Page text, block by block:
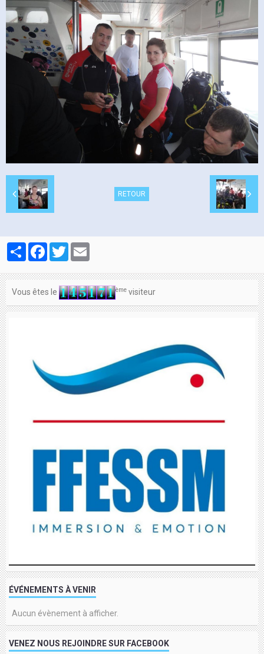
Contacts
RETOUR
PartagerFacebook
Twitter
Vous êtes le ème visiteur
ÉVÉNEMENTS À VENIR
Aucun évènement à afficher.
VENEZ NOUS REJOINDRE SUR FACEBOOK